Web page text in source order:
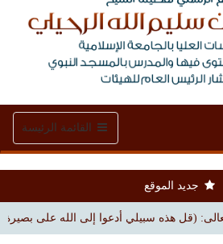
Toggle
navigation
القائمة الرئيسة
جديد الموقع
(قل هذه سبيلي أدعوا إلى الله على بصيرة) | بجامع